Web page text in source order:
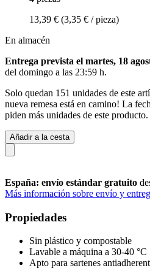
13,39 € (3,35 € / pieza)
En almacén
Entrega prevista el martes, 18
del domingo a las 23:59 h.
Solo quedan 151 unidades de este
nueva remesa está en camino! La
piden más unidades de este producto.
Añadir a la cesta
España: envío estándar gratuito
Más información sobre envío y
Propiedades
Sin plástico y compostable
Lavable a máquina a 30-40 °C
Apto para sartenes